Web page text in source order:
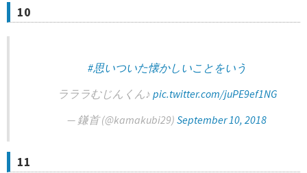
10
#思いついた懐かしいことをいう
ラララむじんくん♪ pic.twitter.com/juPE9ef1NG
— 鎌首 (@kamakubi29) September 10, 2018
11